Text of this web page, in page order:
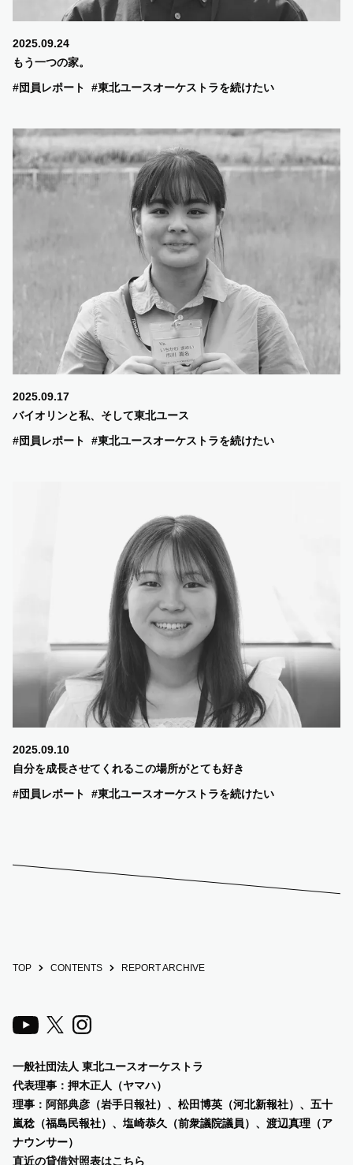
2025.09.24
もう一つの家。
#団員レポート
#東北ユースオーケストラを続けたい
2025.09.17
バイオリンと私、そして東北ユース
#団員レポート
#東北ユースオーケストラを続けたい
2025.09.10
自分を成長させてくれるこの場所がとても好き
#団員レポート
#東北ユースオーケストラを続けたい
TOP CONTENTS REPORT ARCHIVE
一般社団法人 東北ユースオーケストラ
代表理事：押木正人（ヤマハ）
理事：阿部典彦（岩手日報社）、 松田博英（河北新報社）、五十
嵐稔（福島民報社）、塩崎恭久（前衆議院議員）、渡辺真理（ア
ナウンサー）
直近の貸借対照表はこちら